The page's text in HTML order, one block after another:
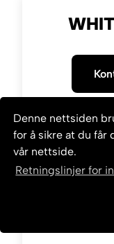
Denne nettsiden
for å sikre at du får
vår nettside.
Retningslinjer for